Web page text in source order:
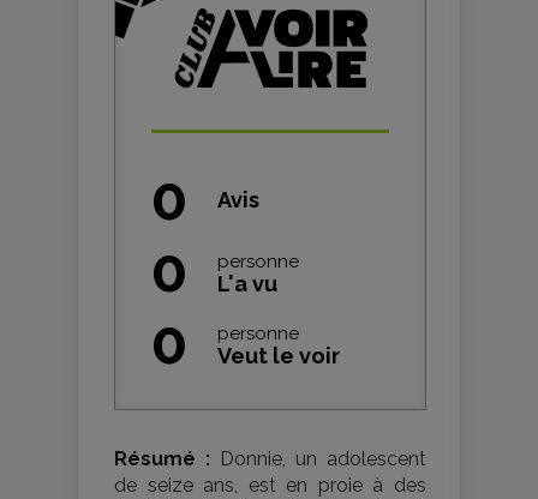
0 Avis
0 personne
L'a vu
0 personne
Veut le voir
Résumé : Donnie, un adolescent
de seize ans, est en proie à des